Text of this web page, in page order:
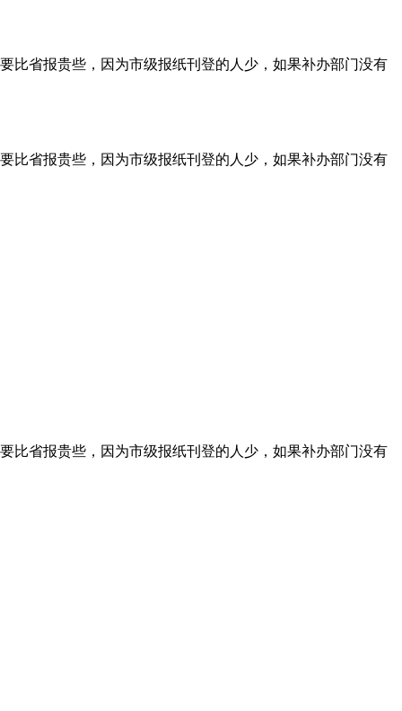
比省报贵些，因为市级报纸刊登的人少，如果补办部门没有
比省报贵些，因为市级报纸刊登的人少，如果补办部门没有
比省报贵些，因为市级报纸刊登的人少，如果补办部门没有